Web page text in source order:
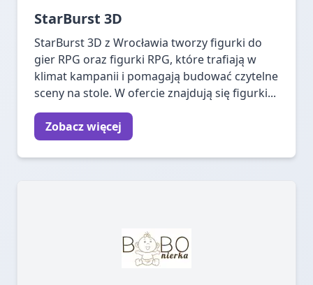
StarBurst 3D
StarBurst 3D z Wrocławia tworzy figurki do
gier RPG oraz figurki RPG, które trafiają w
klimat kampanii i pomagają budować czytelne
sceny na stole. W ofercie znajdują się figurki...
Zobacz więcej